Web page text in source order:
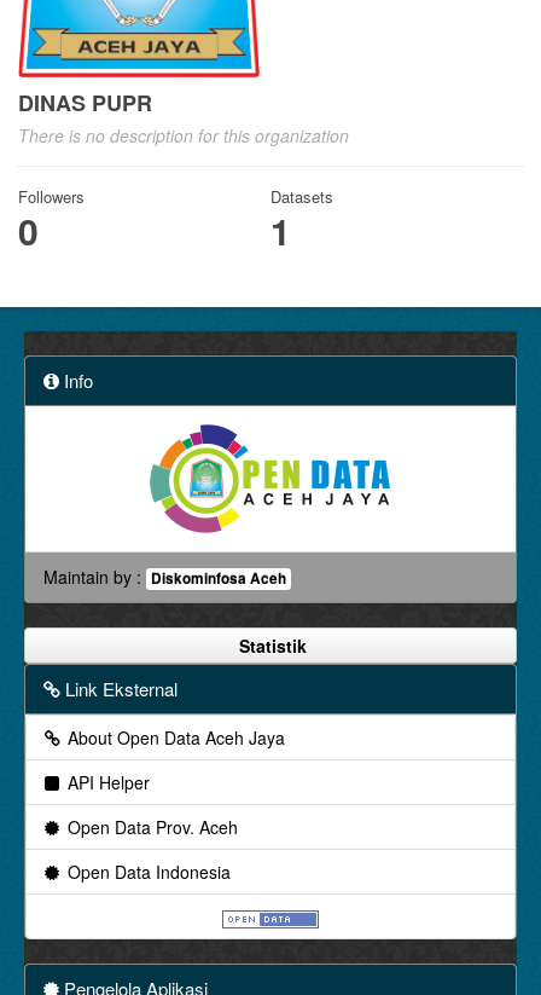
DINAS PUPR
There is no description for this organization
Followers
0
Datasets
1
Info
Maintain by : Diskominfosa Aceh
Statistik
Link Eksternal
About Open Data Aceh Jaya
API Helper
Open Data Prov. Aceh
Open Data Indonesia
Pengelola Aplikasi